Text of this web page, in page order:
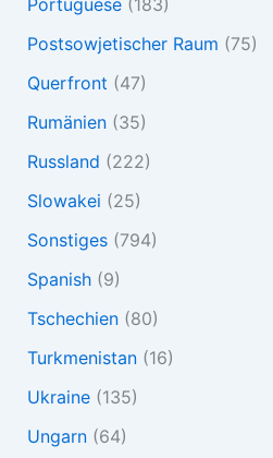
Postsowjetischer Raum (75)
Querfront (47)
Rumänien(35)
Russland (222)
Slowakei (25)
Sonstiges(794)
Spanish(9)
Tschechien(80)
Turkmenistan(16)
Ukraine(135)
Ungarn(64)